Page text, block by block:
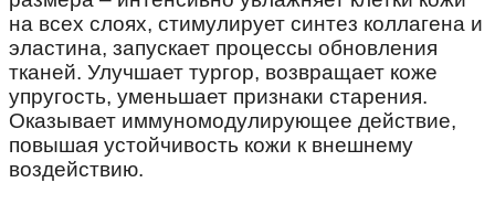
на всех слоях, стимулирует синтез коллагена и
эластина, запускает процессы обновления
тканей. Улучшает тургор, возвращает коже
упругость, уменьшает признаки старения.
Оказывает иммуномодулирующее действие,
повышая устойчивость кожи к внешнему
воздействию.